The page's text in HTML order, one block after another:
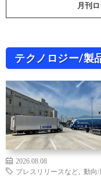
月刊
テクノロジー/製
2026.08.08
プレスリリースなど
動向/